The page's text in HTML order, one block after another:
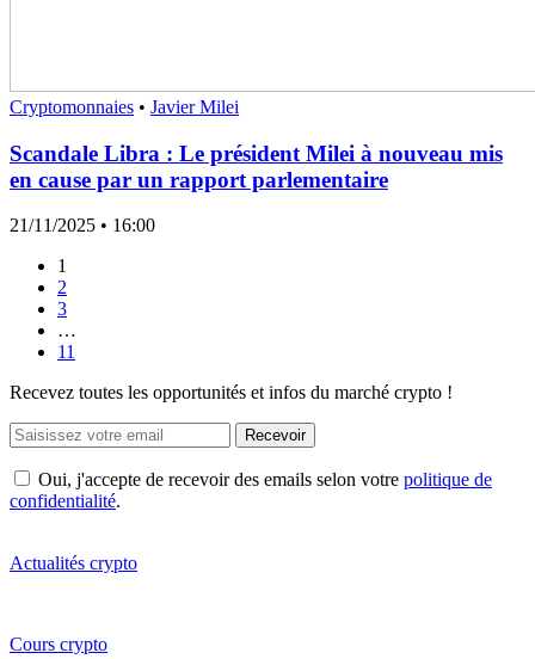
Cryptomonnaies • Javier Milei
Scandale Libra : Le président Milei à nouveau mis
en cause par un rapport parlementaire
21/11/2025 • 16:00
1
2
3
…
11
Recevez toutes les opportunités et infos du marché crypto !
Recevoir
Oui, j'accepte de recevoir des emails selon votre politique de
confidentialité.
Actualités crypto
Cours crypto